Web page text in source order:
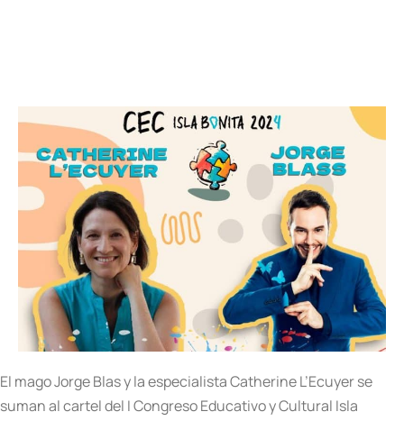
El mago Jorge Blas y la especialista Catherine L’Ecuyer se
suman al cartel del I Congreso Educativo y Cultural Isla